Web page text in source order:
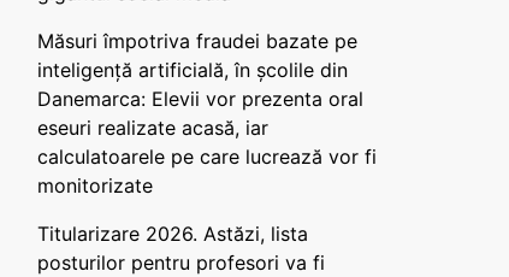
Măsuri împotriva fraudei bazate pe
inteligență artificială, în școlile din
Danemarca: Elevii vor prezenta oral
eseuri realizate acasă, iar
calculatoarele pe care lucrează vor fi
monitorizate
Titularizare 2026. Astăzi, lista
posturilor pentru profesori va fi